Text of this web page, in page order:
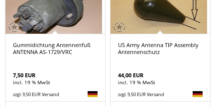
Gummidichtung Antennenfuß
ANTENNA AS-1729/VRC
7,50 EUR
incl. 19 % MwSt
zzgl. 9,50 EUR Versand
US Army Antenna TIP Assembly
Antennenschutz
44,00 EUR
incl. 19 % MwSt
zzgl. 9,50 EUR Versand